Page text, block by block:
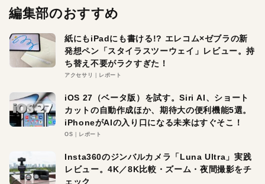
編集部のおすすめ
紙にもiPadにも書ける!? エレコム×ゼブラの新
発想ペン「スタイラスツーウェイ」レビュー。持
ち替え不要がラクすぎた！
アクセサリ レポート
iOS 27（ベータ版）を試す。Siri AI、ショート
カットの自動作成ほか、期待大の便利機能5選。
iPhoneがAIの入り口になる未来はすぐそこ！
OS レポート
Insta360のジンバルカメラ「Luna Ultra」実践
レビュー。4K／8K比較・ズーム・夜間撮影をチ
ェック